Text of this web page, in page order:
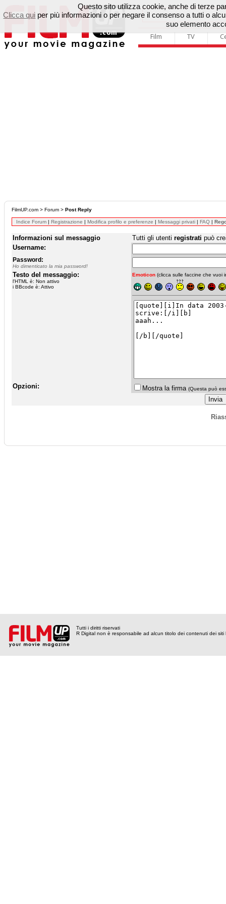
Film TV
FilmUP.com > Forum > Post Reply
Indice Forum | Registrazione | Modifica profilo e preferenze | Messaggi privati | FAQ |
Informazioni sul messaggio Tutti gli utenti registrati può
Username:
Password:
Ho dimenticato la mia password!
Testo del messaggio:
l'HTML è: Non attivo
i BBcode è: Attivo
Emoticon (clicca sulle faccine che vuoi
Opzioni: Mostra la firma (Questa può
Tutti i diritti riservati
R Digital non è responsabile ad alcun titolo dei contenuti dei siti
Questo sito utilizza cookie, anche di terze
Clicca qui per più informazioni o per negare il consenso a tutti o
suo elemento